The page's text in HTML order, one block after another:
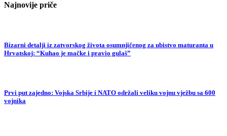
Najnovije priče
Bizarni detalji iz zatvorskog života osumnjičenog za ubistvo maturanta u
Hrvatskoj: “Kuhao je mačke i pravio gulaš”
Prvi put zajedno: Vojska Srbije i NATO održali veliku vojnu vježbu sa 600
vojnika